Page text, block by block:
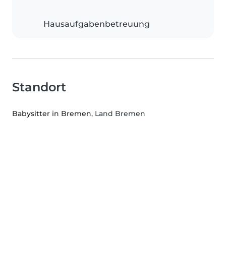
Hausaufgabenbetreuung
Standort
Babysitter in Bremen, Land Bremen